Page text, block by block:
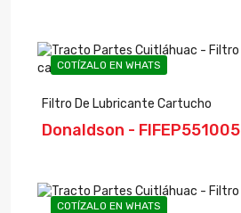
COTÍZALO EN WHATS
Filtro De Lubricante Cartucho
Donaldson - FIFEP551005
COTÍZALO EN WHATS